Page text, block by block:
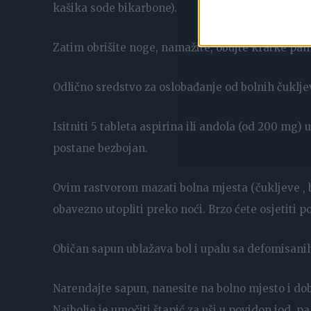
kašika sode bikarbone).
Zatim obrišite noge, namažite, obujte kratke
Odlično sredstvo za oslobađanje od bolnih
Isitniti 5 tableta aspirina ili andola (od 200 mg)
postane bezbojan.
Ovim rastvorom mazati bolna mjesta (čukljeve
obavezno utopliti preko noći. Brzo ćete osjetiti
Običan sapun ublažava bol i upalu sa
Narendajte sapun, nanesite na bolno mjesto i